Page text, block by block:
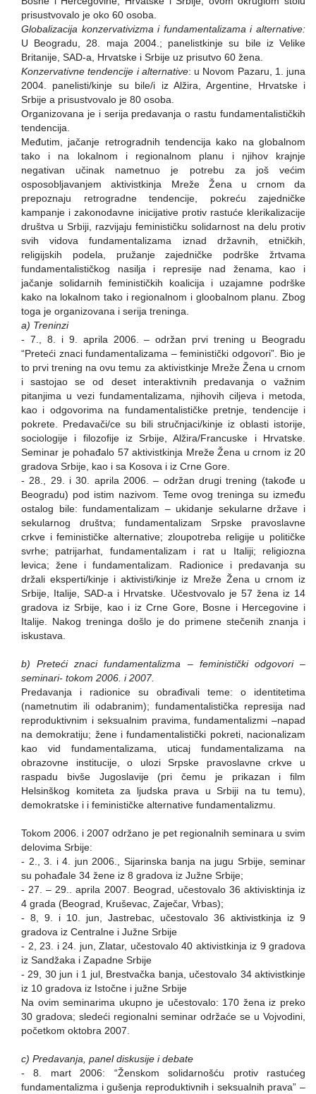
prisustvovalo je oko 60 osoba.
Globalizacija konzervativizma i fundamentalizama i alternative:
U Beogradu, 28. maja 2004.; panelistkinje su bile iz Velike
Britanije, SAD-a, Hrvatske i Srbije uz prisutvo 60 žena.
Konzervativne tendencije i alternative: u Novom Pazaru, 1. juna
2004. panelisti/kinje su bile/i iz Alžira, Argentine, Hrvatske i
Srbije a prisustvovalo je 80 osoba.
Organizovana je i serija predavanja o rastu fundamentalističkih
tendencija.
Međutim, jačanje retrogradnih tendencija kako na globalnom
tako i na lokalnom i regionalnom planu i njihov krajnje
negativan učinak nametnuo je potrebu za još većim
osposobljavanjem aktivistkinja Mreže Žena u crnom da
prepoznaju retrogradne tendencije, pokreću zajedničke
kampanje i zakonodavne inicijative protiv rastuće klerikalizacije
društva u Srbiji, razvijaju feminističku solidarnost na delu protiv
svih vidova fundamentalizama iznad državnih, etničkih,
religijskih podela, pružanje zajedničke podrške žrtvama
fundamentalističkog nasilja i represije nad ženama, kao i
jačanje solidarnih feminističkih koalicija i uzajamne podrške
kako na lokalnom tako i regionalnom i gloobalnom planu. Zbog
toga je organizovana i serija treninga.
a) Treninzi
- 7., 8. i 9. aprila 2006. – održan prvi trening u Beogradu
“Preteći znaci fundamentalizama – feministički odgovori”. Bio je
to prvi trening na ovu temu za aktivistkinje Mreže Žena u crnom
i sastojao se od deset interaktivnih predavanja o važnim
pitanjima u vezi fundamentalizama, njihovih ciljeva i metoda,
kao i odgovorima na fundamentalističke pretnje, tendencije i
pokrete. Predavači/ce su bili stručnjaci/kinje iz oblasti istorije,
sociologije i filozofije iz Srbije, Alžira/Francuske i Hrvatske.
Seminar je pohađalo 57 aktivistkinja Mreže Žena u crnom iz 20
gradova Srbije, kao i sa Kosova i iz Crne Gore.
- 28., 29. i 30. aprila 2006. – održan drugi trening (takođe u
Beogradu) pod istim nazivom. Teme ovog treninga su između
ostalog bile: fundamentalizam – ukidanje sekularne države i
sekularnog društva; fundamentalizam Srpske pravoslavne
crkve i feminističke alternative; zloupotreba religije u političke
svrhe; patrijarhat, fundamentalizam i rat u Italiji; religiozna
levica; žene i fundamentalizam. Radionice i predavanja su
držali eksperti/kinje i aktivisti/kinje iz Mreže Žena u crnom iz
Srbije, Italije, SAD-a i Hrvatske. Učestvovalo je 57 žena iz 14
gradova iz Srbije, kao i iz Crne Gore, Bosne i Hercegovine i
Italije. Nakog treninga došlo je do primene stečenih znanja i
iskustava.
b) Preteći znaci fundamentalizma – feministički odgovori–
seminari- tokom 2006. i 2007.
Predavanja i radionice su obrađivali teme: o identitetima
(nametnutim ili odabranim); fundamentalistička represija nad
reproduktivnim i seksualnim pravima, fundamentalizmi –napad
na demokratiju; žene i fundamentalistički pokreti, nacionalizam
kao vid fundamentalizama, uticaj fundamentalizama na
obrazovne institucije, o ulozi Srpske pravoslavne crkve u
raspadu bivše Jugoslavije (pri čemu je prikazan i film
Helsinškog komiteta za ljudska prava u Srbiji na tu temu),
demokratske i i feminističke alternative fundamentalizmu.
Tokom 2006. i 2007 održano je pet regionalnih seminara u svim
delovima Srbije:
- 2., 3. i 4. jun 2006., Sijarinska banja na jugu Srbije, seminar
su pohađale 34 žene iz 8 gradova iz Južne Srbije;
- 27. – 29.. aprila 2007. Beograd, učestovalo 36 aktivisktinja iz
4 grada (Beograd, Kruševac, Zaječar, Vrbas);
- 8, 9. i 10. jun, Jastrebac, učestovalo 36 aktivistkinja iz 9
gradova iz Centralne i Južne Srbije
- 2, 23. i 24. jun, Zlatar, učestovalo 40 aktivistkinja iz 9 gradova
iz Sandžaka i Zapadne Srbije
- 29, 30 jun i 1 jul, Brestvačka banja, učestovalo 34 aktivistkinje
iz 10 gradova iz Istočne i južne Srbije
Na ovim seminarima ukupno je učestovalo: 170 žena iz preko
30 gradova; sledeći regionalni seminar održaće se u Vojvodini,
početkom oktobra 2007.
c) Predavanja, panel diskusije i debate
- 8. mart 2006: “Ženskom solidarnošću protiv rastućeg
fundamentalizma i gušenja reproduktivnih i seksualnih prava” –